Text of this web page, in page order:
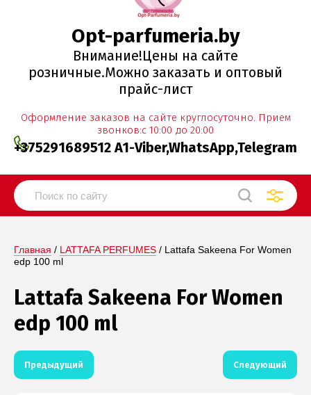
Opt-parfumeria.by
Внимание!Цены на сайте
розничные.Можно заказать и оптовый
прайс-лист
Оформление заказов на сайте круглосуточно. Прием
звонков:с 10:00 до 20:00
+375291689512 A1-Viber,WhatsApp,Telegram
Главная / LATTAFA PERFUMES / Lattafa Sakeena For Women
edp 100 ml
Lattafa Sakeena For Women
edp 100 ml
Предыдущий Следующий